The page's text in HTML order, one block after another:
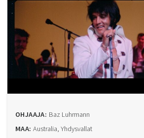
OHJAAJA: Baz Luhrmann
MAA: Australia, Yhdysvallat